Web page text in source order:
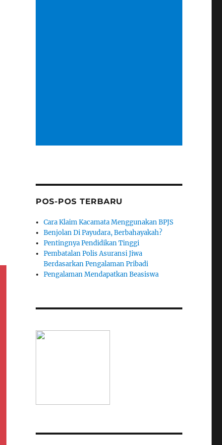
POS-POS TERBARU
Cara Klaim Kacamata Menggunakan BPJS
Benjolan Di Payudara, Berbahayakah?
Pentingnya Pendidikan Tinggi
Pembatalan Polis Asuransi Jiwa
Berdasarkan Pengalaman Pribadi
Pengalaman Mendapatkan Beasiswa